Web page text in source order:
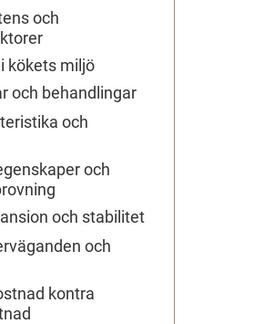
och
kökets miljö
och behandlingar
och
och
och stabilitet
och
kontra